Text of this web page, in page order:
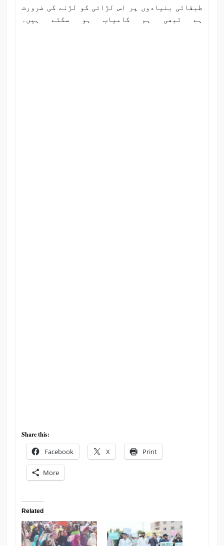
طبقاتی بنیادوں پر اس لڑائی کو لڑنے کی ضرورت
ہے تبھی ہم کامیاب ہو سکتے ہیں۔
Share this:
Facebook X Print
More
Related